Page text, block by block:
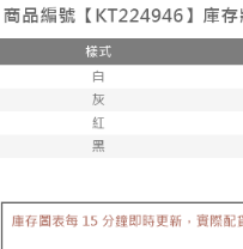
1.本服務係由「台灣大哥大股份
買賣價金債權讓與本公司後，依
2.基於同意付款使用「大哥付你
資料（包含姓名、電話或地址）
由本公司與您本人進行分期帳單
3.完整用戶服務條款，請詳閱以下
※ 請注意：結帳手續完成當下不
購買商品的店家。未經商家同意
後付繳納相關費用。
※ 交易是否成功請以「AFTEE先
是否繳費成功／繳費後需取消欲
客戶支援中心」
https://
易，需依本服務之必要範圍內提
已關閉，請勿下單
每筆NT$10,000
已關閉，請勿下單(付取)
每筆NT$10,000